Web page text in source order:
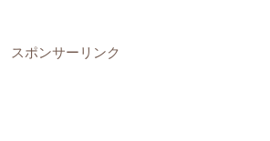
スポンサーリンク